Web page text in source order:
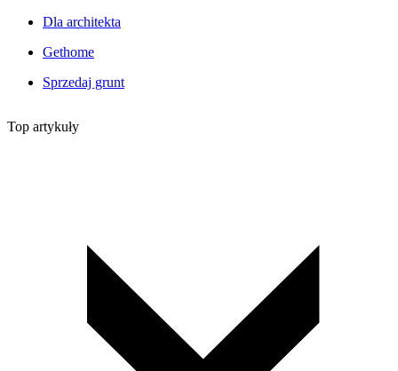
Dla architekta
Gethome
Sprzedaj grunt
Top artykuły